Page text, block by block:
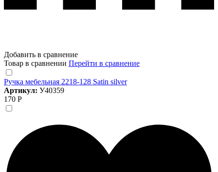
Добавить в сравнение
Товар в сравнении Перейти в сравнение
Ручка мебельная 2218-128 Satin silver
Артикул: У40359
170 Р